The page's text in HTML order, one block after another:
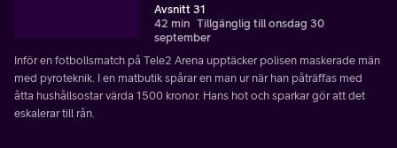
Avsnitt 31
42 min Tillgänglig till onsdag 30
september
Inför en fotbollsmatch på Tele2 Arena upptäcker polisen maskerade män
med pyroteknik. I en matbutik spårar en man ur när han påträffas med
åtta hushållsostar värda 1500 kronor. Hans hot och sparkar gör att det
eskalerar till rån.